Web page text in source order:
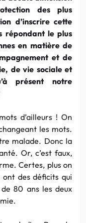
des plus
d’inscrire cette
répondant le plus
en matière de
et de
de vie sociale et
présent notre
d’ailleurs ! On
les mots.
malade. Donc la
Or, c’est faux,
Certes, plus on
ont des déficits qui
80 ans les deux